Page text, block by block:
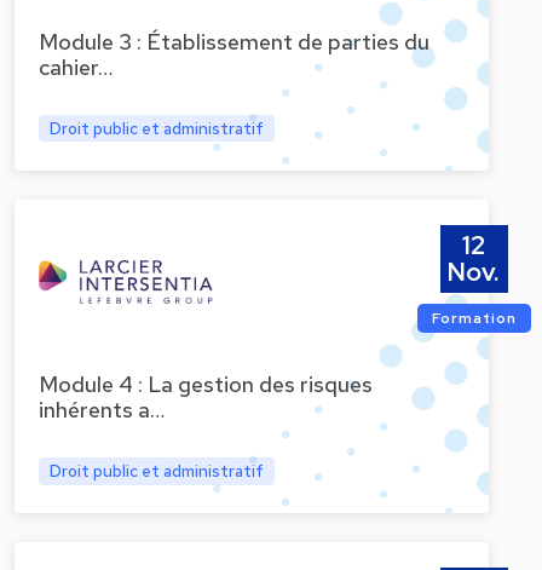
Module 3 : Établissement de parties du
cahier…
Droit public et administratif
Module 4 : La gestion des risques
inhérents a…
Droit public et administratif
12
Nov.
Formation